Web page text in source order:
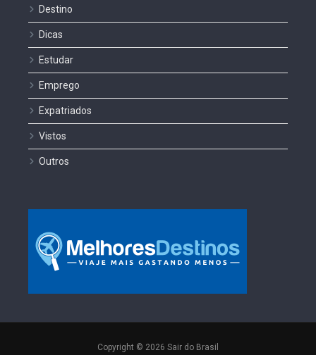
Destino
Dicas
Estudar
Emprego
Expatriados
Vistos
Outros
Copyright © 2026 Sair do Brasil